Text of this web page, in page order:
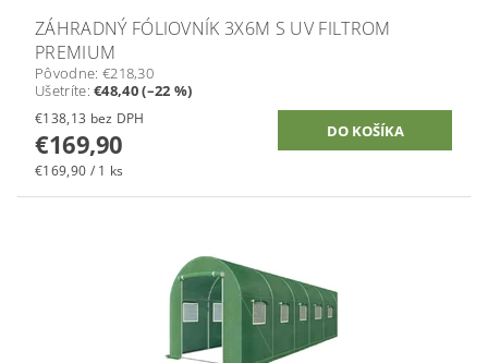
ZÁHRADNÝ FÓLIOVNÍK 3X6M S UV FILTROM
PREMIUM
Pôvodne: €218,30
Ušetríte:€48,40 (–22 %)
€138,13 bez DPH
€169,90
€169,90 / 1 ks